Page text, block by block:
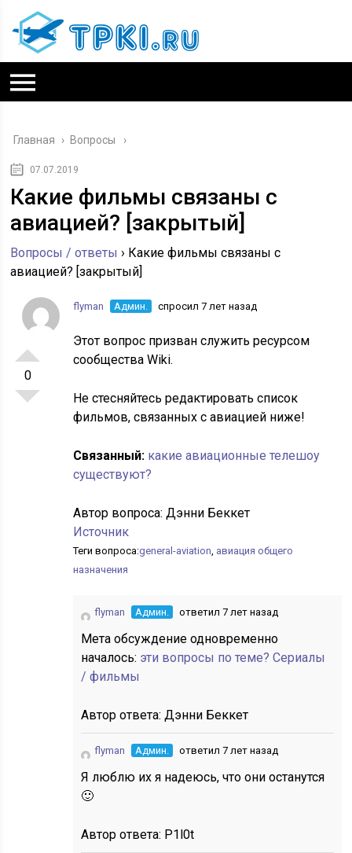
Главная › Вопросы
07.07.2019
Какие фильмы связаны с
авиацией? [закрытый]
Вопросы / ответы › Какие фильмы связаны с
авиацией? [закрытый]
0
flyman Админ. спросил 7 лет назад
Этот вопрос призван служитьресурсом
сообщества Wiki.
Не стесняйтесь редактировать список
фильмов, связанных с авиацией ниже!
Связанный: какие авиационные телешоу
существуют?
Автор вопроса:Дэнни Беккет
Источник
Теги вопроса:general-aviation, авиация общего
назначения
flyman Админ. ответил 7 лет назад
Мета обсуждение одновременно
началось: эти вопросы по теме? Сериалы
/ фильмы
Автор ответа:Дэнни Беккет
flyman Админ. ответил 7 лет назад
Я люблю их я надеюсь, что они останутся
🙂
Автор ответа: P1l0t